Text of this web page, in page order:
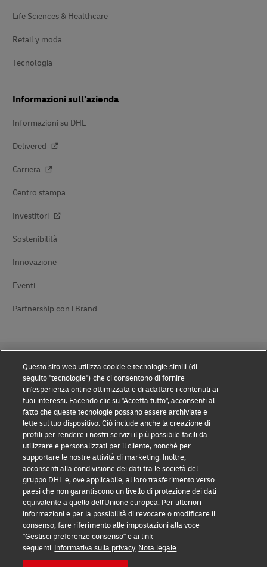
Life Sciences & Healthcare
Retail y moda
Tecnologia
Informazioni sull’azienda
Informazioni su DHL
Delivered
Carriera
Centro stampa
Investitori
Sostenibilità
Innovazione
Eventi
Partnership con i Brand
Prevenzione delle frodi
Nota legale
Condizioni d’uso
Informativa sulla privacy
Altre informazioni
Cookie
Seguici
Questo sito web utilizza cookie e tecnologie simili (di
seguito "tecnologie") che ci consentono di fornire
un'esperienza online ottimizzata e di adattare i contenuti ai
tuoi interessi. Facendo clic su "Accetta tutto", acconsenti al
fatto che queste tecnologie possano essere archiviate e
lette sul tuo dispositivo. Ciò include anche la creazione di
profili per rendere i nostri servizi il più possibile facili da
utilizzare e personalizzati per il cliente, nonché per
supportare le nostre attività di marketing. Inoltre,
acconsenti alla condivisione dei dati tra le società del
gruppo DHL e, ove applicabile, al loro trasferimento verso
paesi che non garantiscono un livello di protezione dei dati
equivalente a quello dell'Unione europea. Per ulteriori
informazioni e per la possibilità di revocare o modificare il
consenso, fare riferimento alle impostazioni alla voce
"Gestisci preferenze consenso" e ai link
seguenti Informativa sulla privacy Nota legale